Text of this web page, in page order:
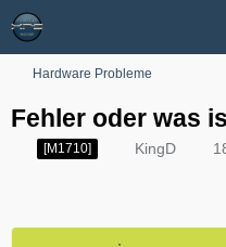
Hardware Probleme
Fehler oder was
[M1710] KingD